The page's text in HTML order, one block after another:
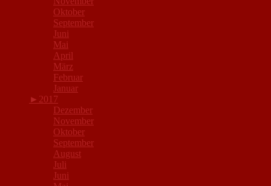
Oktober
September
Juni
Mai
April
März
Februar
Januar
► 2017
Dezember
November
Oktober
September
August
Juli
Juni